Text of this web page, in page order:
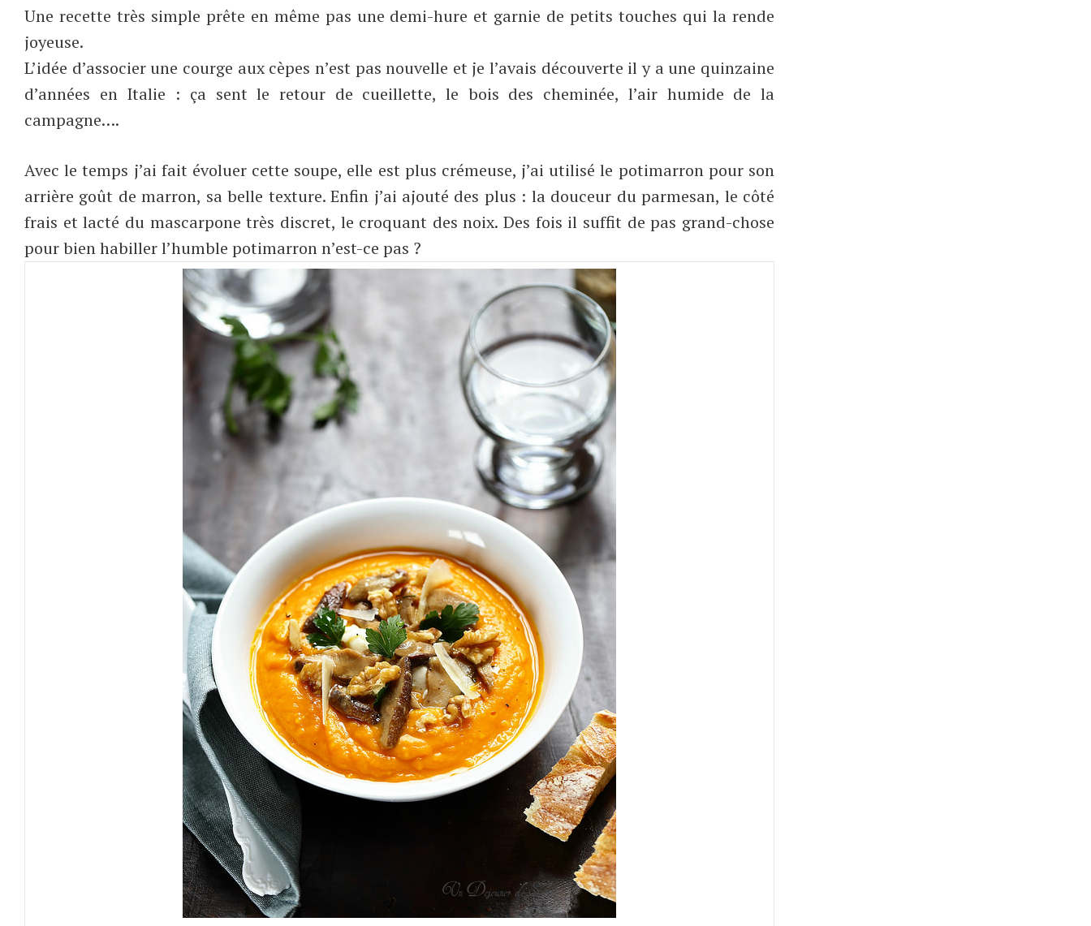
Une recette très simple prête en même pas une demi-hure et garnie de petits touches qui la rende
joyeuse.
L’idée d’associer une courge aux cèpes n’est pas nouvelle et je l’avais découverte il y a une quinzaine
d’années en Italie : ça sent le retour de cueillette, le bois des cheminée, l’air humide de la
campagne….
Avec le temps j’ai fait évoluer cette soupe, elle est plus crémeuse, j’ai utilisé le potimarron pour son
arrière goût de marron, sa belle texture. Enfin j’ai ajouté des plus : la douceur du parmesan, le côté
frais et lacté du mascarpone très discret, le croquant des noix. Des fois il suffit de pas grand-chose
pour bien habiller l’humble potimarron n’est-ce pas ?